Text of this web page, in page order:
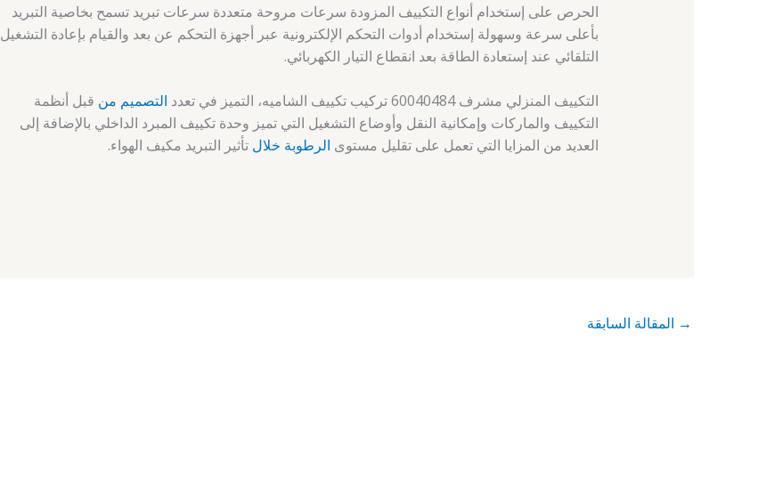
الحرص على إستخدام أنواع التكييف المزودة سرعات مروحة متعددة سرعات تبريد تسمح بخاصية التبريد
بأعلى سرعة وسهولة إستخدام أدوات التحكم الإلكترونية عبر أجهزة التحكم عن بعد والقيام بإعادة التشغيل
التلقائي عند إستعادة الطاقة بعد انقطاع التيار الكهربائي.
التكييف المنزلي مشرف 60040484 تركيب تكييف الشاميه، التميز في تعدد التصميم من قبل أنظمة
التكييف والماركات وإمكانية النقل وأوضاع التشغيل التي تميز وحدة تكييف المبرد الداخلي بالإضافة إلى
العديد من المزايا التي تعمل على تقليل مستوى الرطوبة خلال تأثير التبريد مكيف الهواء.
→ المقالة السابقة